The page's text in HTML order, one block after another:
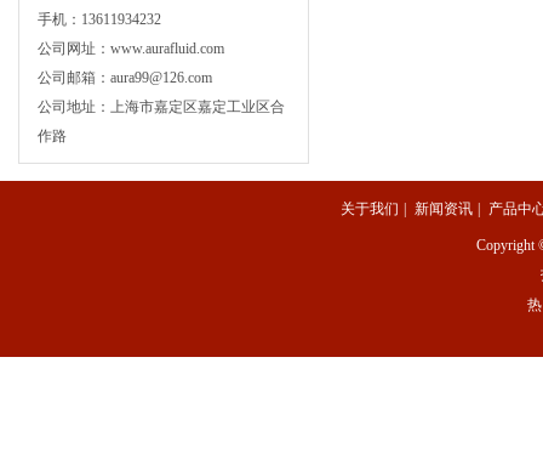
手机：13611934232
公司网址：www.aurafluid.com
公司邮箱：aura99@126.com
公司地址：上海市嘉定区嘉定工业区合
作路
关于我们 新闻资讯 产品中
Copyright